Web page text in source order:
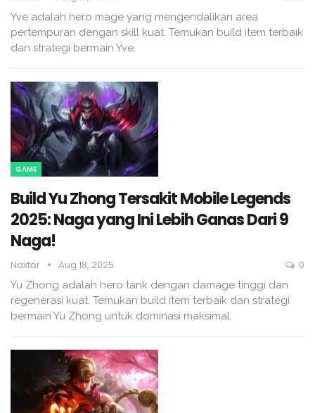
Yve adalah hero mage yang mengendalikan area
pertempuran dengan skill kuat. Temukan build item terbaik
dan strategi bermain Yve.
GAME
Build Yu Zhong Tersakit Mobile Legends
2025: Naga yang Ini Lebih Ganas Dari 9
Naga!
Naxtor Aug 18, 2025 0
Yu Zhong adalah hero tank dengan damage tinggi dan
regenerasi kuat. Temukan build item terbaik dan strategi
bermain Yu Zhong untuk dominasi maksimal.